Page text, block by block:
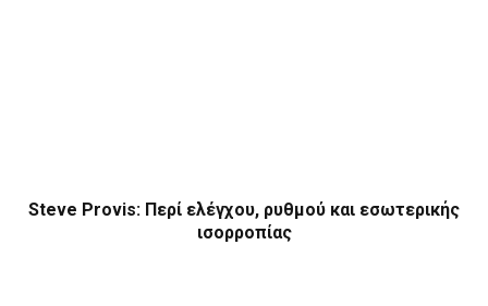
Steve Provis: Περί ελέγχου, ρυθμού και εσωτερικής
ισορροπίας